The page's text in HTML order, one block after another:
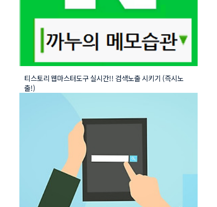
티스토리 웹마스터도구 실시간!! 검색노출 시키기 (즉시노
출!)